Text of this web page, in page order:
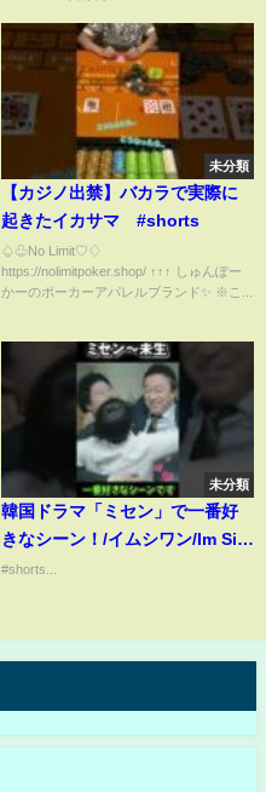
未分類
【カジノ出禁】バカラで実際に
起きたイカサマ #shorts
♤♧No Limit♡♢
https://nolimitpoker.shop/ ↑↑↑ しゅんぽー
かーのポーカーアパレルブランド✨ ※こ...
未分類
韓国ドラマ「ミセン」で一番好
きなシーン！/イムシワン/Im Si-
wan #shorts
#shorts...